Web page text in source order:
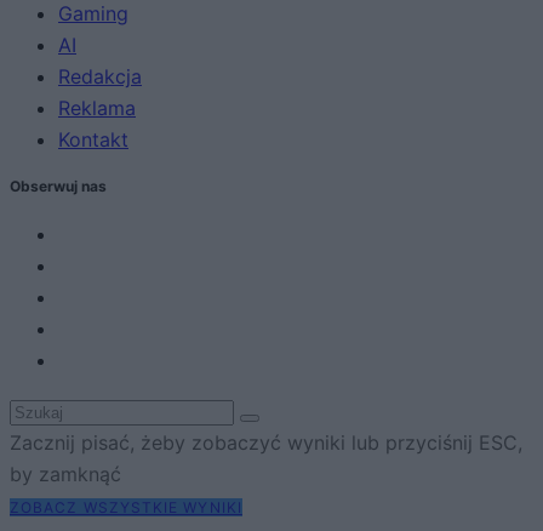
Gaming
AI
Redakcja
Reklama
Kontakt
Obserwuj nas
Zacznij pisać, żeby zobaczyć wyniki lub przyciśnij ESC,
by zamknąć
ZOBACZ WSZYSTKIE WYNIKI